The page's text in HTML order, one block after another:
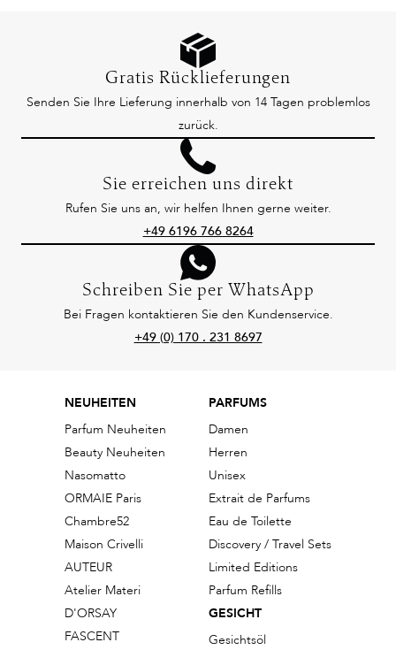
Gratis Rücklieferungen
Senden Sie Ihre Lieferung innerhalb von 14 Tagen problemlos
zurück.
Sie erreichen uns direkt
Rufen Sie uns an, wir helfen Ihnen gerne weiter.
+49 6196 766 8264
Schreiben Sie per WhatsApp
Bei Fragen kontaktieren Sie den Kundenservice.
+49 (0) 170 . 231 8697
NEUHEITEN
Parfum Neuheiten
Beauty Neuheiten
Nasomatto
ORMAIE Paris
Chambre52
Maison Crivelli
AUTEUR
Atelier Materi
D'ORSAY
FASCENT
PARFUMS
Damen
Herren
Unisex
Extrait de Parfums
Eau de Toilette
Discovery / Travel Sets
Limited Editions
Parfum Refills
GESICHT
Gesichtsöl